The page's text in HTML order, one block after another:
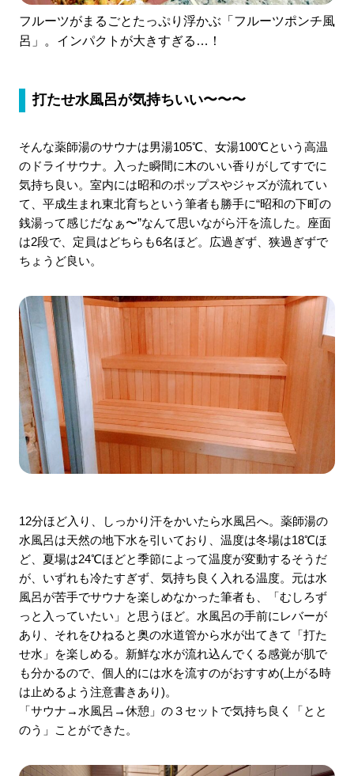
フルーツがまるごとたっぷり浮かぶ「フルーツポンチ風
呂」。インパクトが大きすぎる…！
打たせ水風呂が気持ちいい〜〜〜
そんな薬師湯のサウナは男湯105℃、女湯100℃という高温
のドライサウナ。入った瞬間に木のいい香りがしてすでに
気持ち良い。室内には昭和のポップスやジャズが流れてい
て、平成生まれ東北育ちという筆者も勝手に“昭和の下町の
銭湯って感じだなぁ〜”なんて思いながら汗を流した。座面
は2段で、定員はどちらも6名ほど。広過ぎず、狭過ぎずで
ちょうど良い。
12分ほど入り、しっかり汗をかいたら水風呂へ。薬師湯の
水風呂は天然の地下水を引いており、温度は冬場は18℃ほ
ど、夏場は24℃ほどと季節によって温度が変動するそうだ
が、いずれも冷たすぎず、気持ち良く入れる温度。元は水
風呂が苦手でサウナを楽しめなかった筆者も、「むしろず
っと入っていたい」と思うほど。水風呂の手前にレバーが
あり、それをひねると奥の水道管から水が出てきて「打た
せ水」を楽しめる。新鮮な水が流れ込んでくる感覚が肌で
も分かるので、個人的には水を流すのがおすすめ(上がる時
は止めるよう注意書きあり)。
「サウナ→水風呂→休憩」の３セットで気持ち良く「とと
のう」ことができた。